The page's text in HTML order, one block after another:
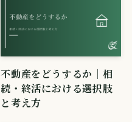
不動産をどうするか｜相
続・終活における選択肢
と考え方